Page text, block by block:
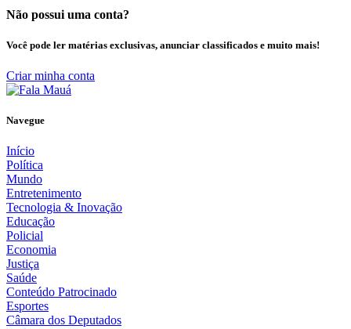
Não possui uma conta?
Você pode ler matérias exclusivas, anunciar classificados e muito mais!
Criar minha conta
Navegue
Início
Política
Mundo
Entretenimento
Tecnologia & Inovação
Educação
Policial
Economia
Justiça
Saúde
Conteúdo Patrocinado
Esportes
Câmara dos Deputados